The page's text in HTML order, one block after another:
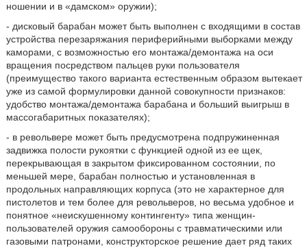
ношении и в «дамском» оружии);
- дисковый барабан может быть выполнен с входящими в состав
устройства перезаряжания периферийными выборками между
каморами, с возможностью его монтажа/демонтажа на оси
вращения посредством пальцев руки пользователя
(преимущество такого варианта естественным образом вытекает
уже из самой формулировки данной совокупности признаков:
удобство монтажа/демонтажа барабана и больший выигрыш в
массогабаритных показателях);
- в револьвере может быть предусмотрена подпружиненная
задвижка полости рукоятки с функцией одной из ее щек,
перекрывающая в закрытом фиксированном состоянии, по
меньшей мере, барабан полностью и установленная в
продольных направляющих корпуса (это не характерное для
пистолетов и тем более для револьверов, но весьма удобное и
понятное «неискушенному контингенту» типа женщин-
пользователей оружия самообороны с травматическими или
газовыми патронами, конструкторское решение дает ряд таких